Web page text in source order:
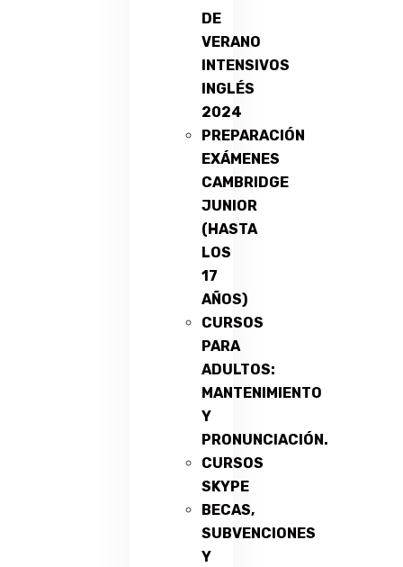
DE
VERANO
INTENSIVOS
INGLÉS
2024
PREPARACIÓN
EXÁMENES
CAMBRIDGE
JUNIOR
(HASTA
LOS
17
AÑOS)
CURSOS
PARA
ADULTOS:
MANTENIMIENTO
Y
PRONUNCIACIÓN.
CURSOS
SKYPE
BECAS,
SUBVENCIONES
Y